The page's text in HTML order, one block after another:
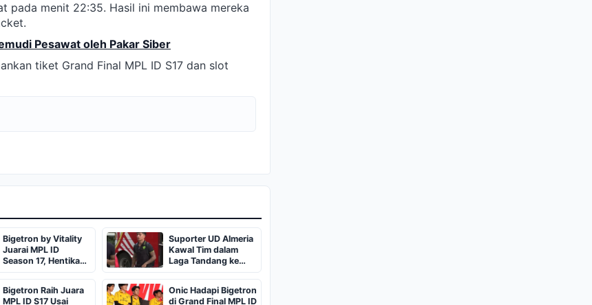
pada menit 22:35. Hasil ini membawa mereka
Pesawat oleh Pakar Siber
tiket Grand Final MPL ID S17 dan slot
Bigetron by Vitality
Juarai MPL ID
Season 17, Hentikan
Dominasi ONIC
Suporter UD Almeria
Kawal Tim dalam
Laga Tandang ke
Malaga
Bigetron Raih Juara
MPL ID S17 Usai
Onic Hadapi Bigetron
di Grand Final MPL ID